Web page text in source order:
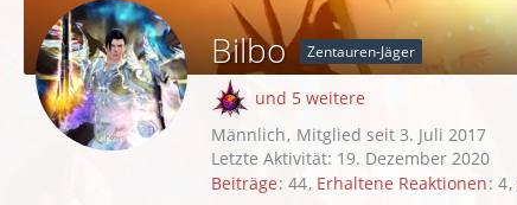
Bilbo Zentauren-Jäger
und 5 weitere
Männlich Mitglied seit 3. Juli 2017
Letzte Aktivität: 19. Dezember 2020
Beiträge 44 Erhaltene Reaktionen 4